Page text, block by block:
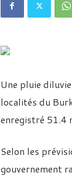
Une pluie
localités du
enregistré 51.4
Selon les
gouvernement